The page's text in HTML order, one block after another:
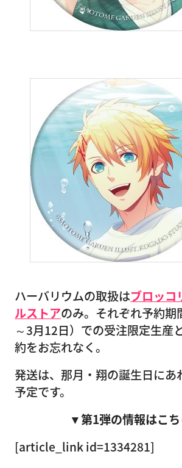
ハーバリウムの取扱はブロッコ
ルストアのみ。それぞれ予約期
～3月12日）での受注限定生産
約をお忘れなく。
発送は、那月・翔の誕生日にあ
予定です。
▼第1弾の情報はこち
[article_link id=1334281]